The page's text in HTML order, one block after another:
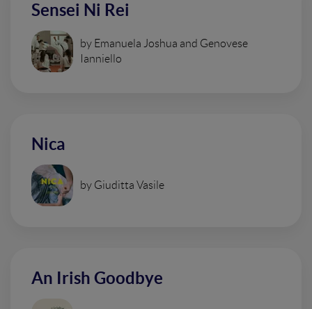
Sensei Ni Rei
by Emanuela Joshua and Genovese
Ianniello
Nica
by Giuditta Vasile
An Irish Goodbye